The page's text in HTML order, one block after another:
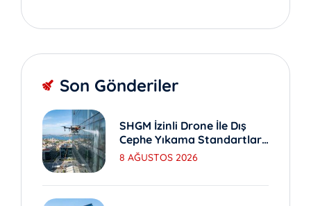
Son Gönderiler
SHGM İzinli Drone İle Dış
Cephe Yıkama Standartları
Nedir?
8 AĞUSTOS 2026